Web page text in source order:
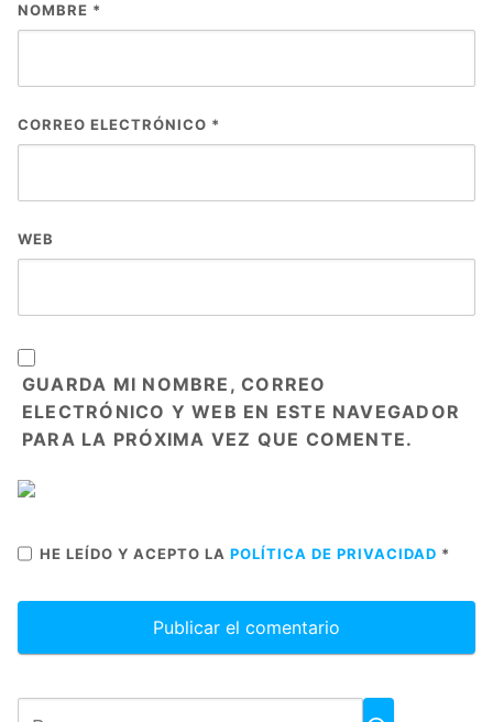
NOMBRE *
CORREO ELECTRÓNICO *
WEB
GUARDA MI NOMBRE, CORREO
ELECTRÓNICO Y WEB EN ESTE NAVEGADOR
PARA LA PRÓXIMA VEZ QUE COMENTE.
HE LEÍDO Y ACEPTO LA POLÍTICA DE PRIVACIDAD *